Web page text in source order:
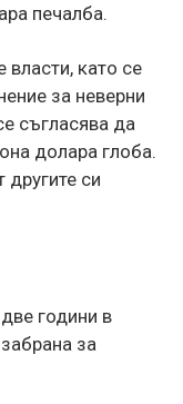
печалба.
власти, като се
за неверни
съгласява да
долара глоба.
си
години в
за